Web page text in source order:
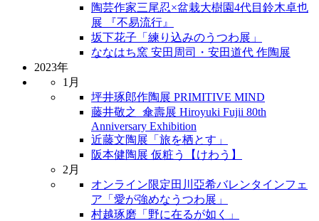
陶芸作家三尾忍×盆栽大樹園4代目鈴木卓也
展 『不易流行』
坂下花子「練り込みのうつわ展」
ななはち窯 安田周司・安田道代 作陶展
2023年
1月
坪井琢郎作陶展 PRIMITIVE MIND
藤井敬之_傘壽展 Hiroyuki Fujii 80th
Anniversary Exhibition
近藤文陶展「旅を栖とす」
阪本健陶展 仮粧う【けわう】
2月
オンライン限定田川亞希バレンタインフェ
ア「愛が強めなうつわ展」
村越琢磨「野に在るが如く」